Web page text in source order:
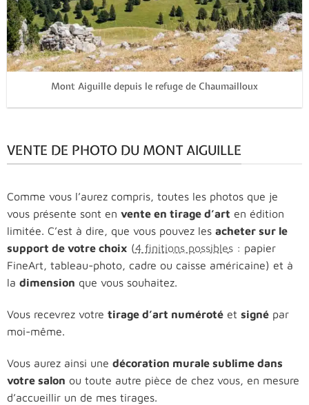
Mont Aiguille depuis le refuge de Chaumailloux
VENTE DE PHOTO DU MONT AIGUILLE
Comme vous l’aurez compris, toutes les photos que je
vous présente sont en vente en tirage d’art en édition
limitée. C’est à dire, que vous pouvez les acheter sur le
support de votre choix (4 finitions possibles: papier
FineArt, tableau-photo, cadre ou caisse américaine) et à
la dimension que vous souhaitez.
Vous recevrez votre tirage d’art numérotéet signépar
moi-même.
Vous aurez ainsi une décoration murale sublime dans
votre salon ou toute autre pièce de chez vous, en mesure
d’accueillir un de mes tirages.